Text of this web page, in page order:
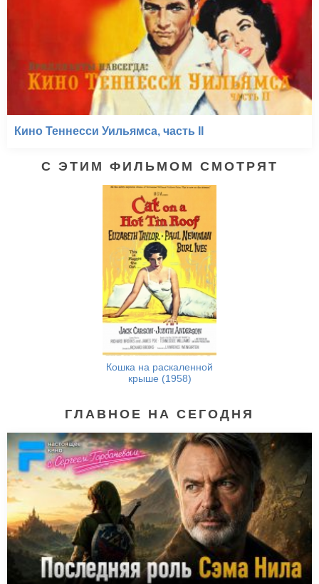
Кино Теннесси Уильямса, часть II
С ЭТИМ ФИЛЬМОМ СМОТРЯТ
Кошка на раскаленной
крыше (1958)
ГЛАВНОЕ НА СЕГОДНЯ